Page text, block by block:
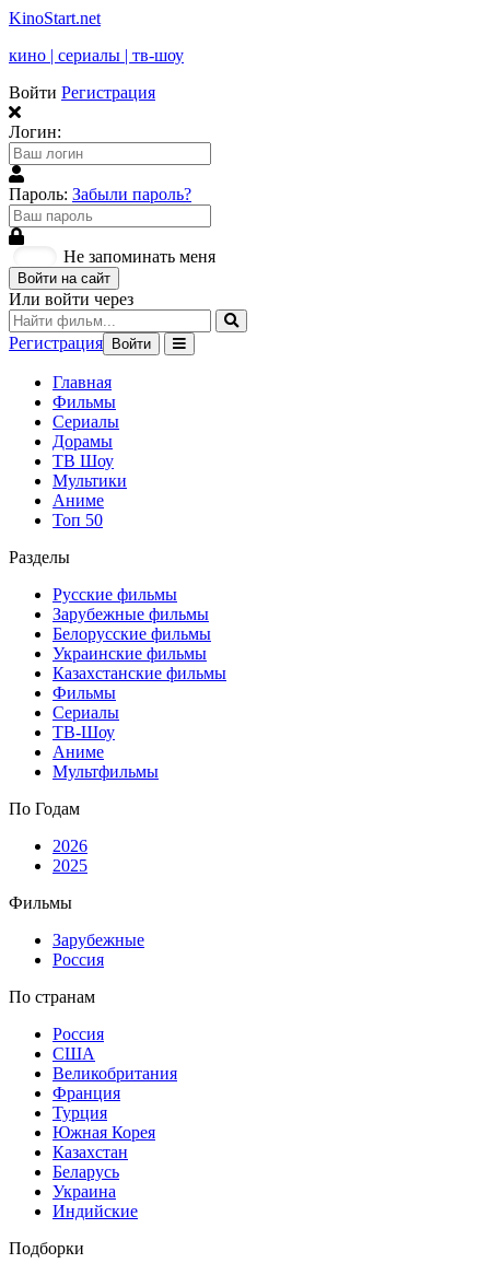
KinoStart.net
кино | сериалы | тв-шоу
Войти Регистрация
Логин:
Пароль: Забыли пароль?
Не запоминать меня
Войти на сайт
Или войти через
Регистрация Войти
Главная
Фильмы
Сериалы
Дорамы
ТВ Шоу
Мультики
Аниме
Топ 50
Разделы
Русские фильмы
Зарубежные фильмы
Белорусские фильмы
Украинские фильмы
Казахстанские фильмы
Фильмы
Сериалы
ТВ-Шоу
Аниме
Мультфильмы
По Годам
2026
2025
Фильмы
Зарубежные
Россия
По странам
Россия
США
Великобритания
Франция
Турция
Южная Корея
Казахстан
Беларусь
Украина
Индийские
Подборки